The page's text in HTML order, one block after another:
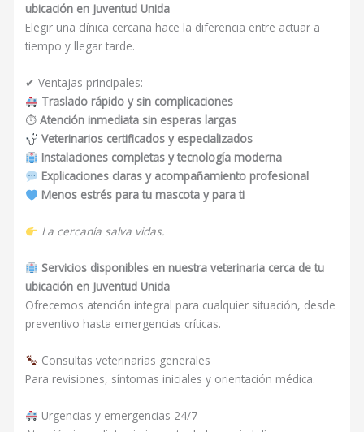
ubicación en Juventud Unida
Elegir una clínica cercana hace la diferencia entre actuar a
tiempo y llegar tarde.
✔ Ventajas principales:
Traslado rápido y sin complicaciones
⏱Atención inmediata sin esperas largas
Veterinarios certificados y especializados
Instalaciones completas y tecnología moderna
Explicaciones claras y acompañamiento profesional
Menos estrés para tu mascota y para ti
La cercanía salva vidas.
Servicios disponibles en nuestra veterinaria cerca de tu
ubicación en Juventud Unida
Ofrecemos atención integral para cualquier situación, desde
preventivo hasta emergencias críticas.
Consultas veterinarias generales
Para revisiones, síntomas iniciales y orientación médica.
Urgencias y emergencias 24/7